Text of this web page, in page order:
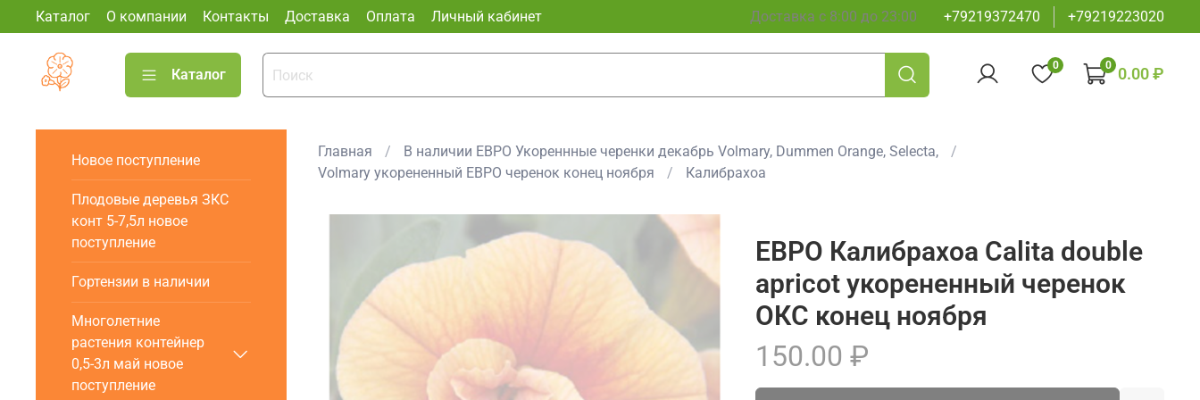
Каталог О компании Контакты Доставка Оплата Личный кабинет Доставка с 8:00 до 23:00 +79219372470 +79219223020
Каталог
0 0 0.00 ₽
Главная
В наличии ЕВРО Укореннные черенки декабрь Volmary, Dummen Orange, Selecta,
Volmary укорененный ЕВРО черенок конец ноября
Калибрахоа
ЕВРО Калибрахоа Calita double
apricot укорененный черенок
ОКС конец ноября
150.00 ₽
Новое поступление
Плодовые деревья ЗКС
конт 5-7,5л новое
поступление
Гортензии в наличии
Многолетние
растения контейнер
0,5-3л май новое
поступление